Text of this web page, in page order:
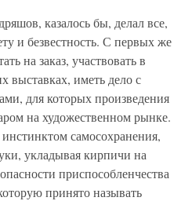
казалось бы, делал все,
и безвестность. С первых же
на заказ, участвовать в
выставках, иметь дело с
для которых произведения
на художественном рынке.
самосохранения,
укладывая кирпичи на
приспособленчества
принято называть